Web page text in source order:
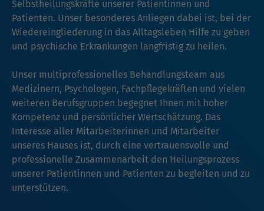
Selbstheilungskräfte unserer Patientinnen und
Patienten. Unser besonderes Anliegen dabei ist, bei der
Wiedereingliederung in das Alltagsleben Hilfe zu geben
und psychische Erkrankungen langfristig zu heilen.
Unser multiprofessionelles Behandlungsteam aus
Medizinern, Psychologen, Fachpflegekräften und vielen
weiteren Berufsgruppen begegnet Ihnen mit hoher
Kompetenz und persönlicher Wertschätzung. Das
Interesse aller Mitarbeiterinnen und Mitarbeiter
unseres Hauses ist, durch eine vertrauensvolle und
professionelle Zusammenarbeit den Heilungsprozess
unserer Patientinnen und Patienten zu begleiten und zu
unterstützen.